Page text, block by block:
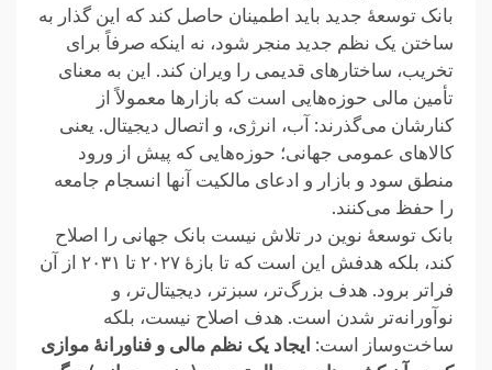
بانک توسعهٔ جدید باید اطمینان حاصل کند که این گذار به
ساختن یک نظم جدید منجر شود، نه اینکه صرفاً برای
تخریب، ‏ساختارهای قدیمی را ویران کند. این به معنای
تأمین مالی حوزه‌هایی است که بازارها معمولاً از
کنارشان می‌گذرند: آب، ‏انرژی، و اتصال دیجیتال. یعنی
کالاهای عمومی جهانی؛ حوزه‌هایی که پیش از ورود
منطق سود و بازار و ادعای مالکیت ‏آنها انسجام جامعه
را حفظ می‌کنند.‏‎ ‎
بانک توسعهٔ نوین در تلاش نیست بانک جهانی را اصلاح
کند، بلکه هدفش این است که تا بازهٔ ۲۰۲۷ تا ۲۰۳۱ از آن
فراتر ‏برود. هدف بزرگ‌تر، سبزتر، دیجیتال‌تر، و
نوآورانه‌تر شدن است. هدف اصلاح نیست، بلکه
ساخت‌وساز است:
ایجاد یک نظم ‏مالی و فناورانهٔ موازی